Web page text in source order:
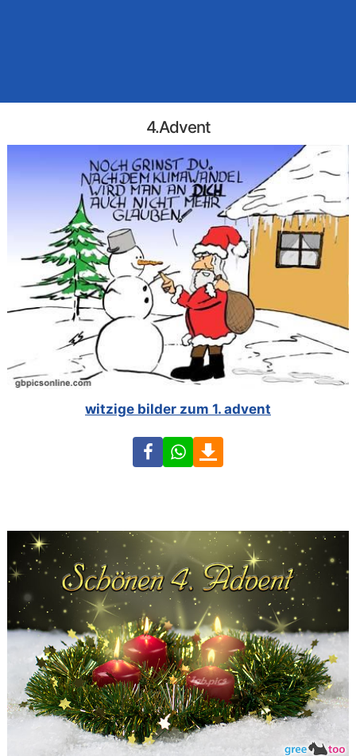
4.Advent
witzige bilder zum 1. advent
FacebookWhatsApp